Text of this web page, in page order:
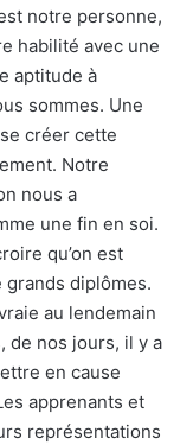
notre personne,
habilité avec une
aptitude à
sommes. Une
créer cette
Notre
nous a
une fin en soi.
qu’on est
grands diplômes.
au lendemain
de nos jours, il y a
en cause
apprenants et
représentations